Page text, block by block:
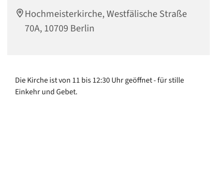
Hochmeisterkirche, Westfälische Straße
70A, 10709 Berlin
Die Kirche ist von 11 bis 12:30 Uhr geöffnet - für stille
Einkehr und Gebet.